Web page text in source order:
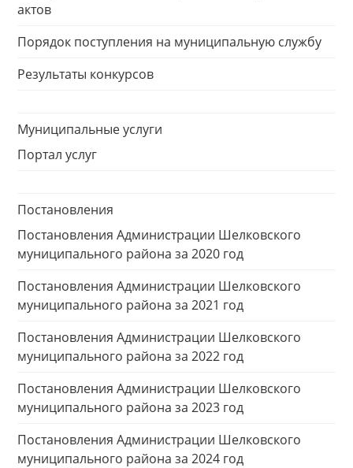
актов
Порядок поступления на муниципальную службу
Результаты конкурсов
Муниципальные услуги
Портал услуг
Постановления
Постановления Администрации Шелковского
муниципального района за 2020 год
Постановления Администрации Шелковского
муниципального района за 2021 год
Постановления Администрации Шелковского
муниципального района за 2022 год
Постановления Администрации Шелковского
муниципального района за 2023 год
Постановления Администрации Шелковского
муниципального района за 2024 год